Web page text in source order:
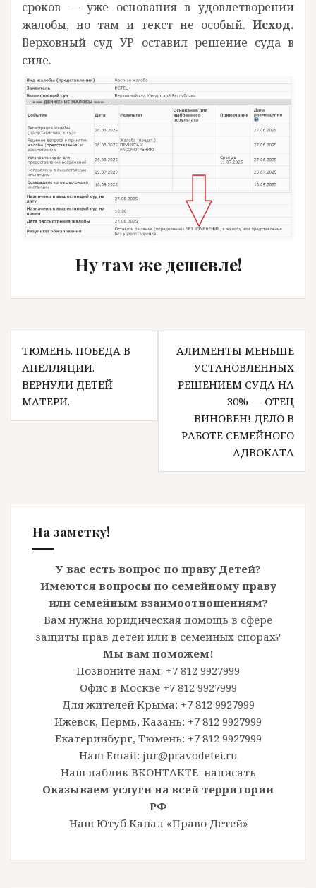
сроков — уже основания в удовлетворении
жалобы, но там и текст не особый. Исход.
Верховный суд УР оставил решение суда в
силе.
Ну там же дешевле!
Навигация
по
записям
ТЮМЕНЬ. ПОБЕДА В
АПЕЛЛЯЦИИ.
ВЕРНУЛИ ДЕТЕЙ
МАТЕРИ.
АЛИМЕНТЫ МЕНЬШЕ
УСТАНОВЛЕННЫХ
РЕШЕНИЕМ СУДА НА
30% — ОТЕЦ
ВИНОВЕН! ДЕЛО В
РАБОТЕ СЕМЕЙНОГО
АДВОКАТА
На заметку!
У вас есть вопрос по праву Детей?
Имеются вопросы по семейному праву
или семейным взаимоотношениям?
Вам нужна юридическая помощь в сфере
защиты прав детей или в семейных спорах?
Мы вам поможем!
Позвоните нам: +7 812 9927999
Офис в Москве +7 812 9927999
Для жителей Крыма: +7 812 9927999
Ижевск, Пермь, Казань: +7 812 9927999
Екатеринбург, Тюмень: +7 812 9927999
Наш Email: jur@pravodetei.ru
Наш паблик ВКОНТАКТЕ: написать
Оказываем услуги на всей территории
РФ
Наш Ютуб Канал «Право Детей»